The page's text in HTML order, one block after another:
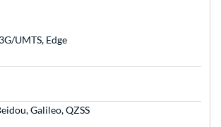
UMTS, Edge
Galileo, QZSS